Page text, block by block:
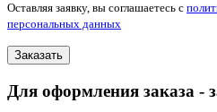
Оставляя заявку, вы соглашаетесь с
персональных данных
Заказать
Для оформления заказа -